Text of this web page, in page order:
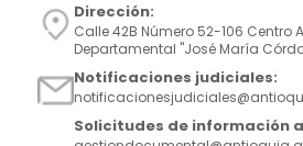
Dirección:
Calle 42B Número 52-106 Centro
Departamental "José María
Notificaciones judiciales:
Solicitudes de información